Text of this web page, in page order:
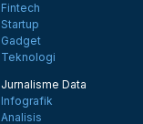
Fintech
Startup
Gadget
Teknologi
Jurnalisme Data
Infografik
Analisis